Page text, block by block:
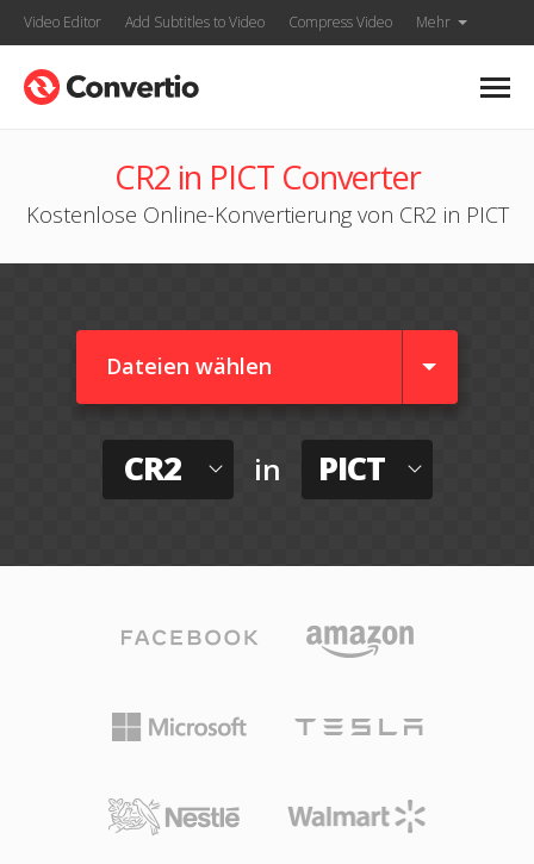
Video Editor Add Subtitles to Video Compress Video Mehr
CR2 in PICT Converter
Kostenlose Online-Konvertierung von CR2 in PICT
Dateien wählen
CR2 in PICT